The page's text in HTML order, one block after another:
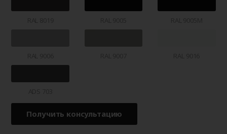
Получить консультацию